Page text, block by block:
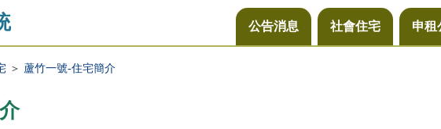
公告消息 社會住宅 申租
＞ 蘆竹一號-住宅簡介